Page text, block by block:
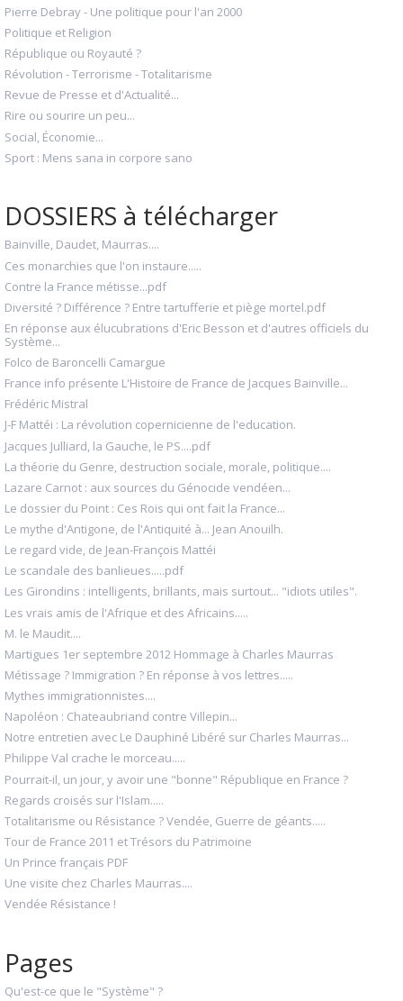
Pierre Debray - Une politique pour l'an 2000
Politique et Religion
République ou Royauté ?
Révolution - Terrorisme - Totalitarisme
Revue de Presse et d'Actualité...
Rire ou sourire un peu...
Social, Économie...
Sport : Mens sana in corpore sano
DOSSIERS à télécharger
Bainville, Daudet, Maurras....
Ces monarchies que l'on instaure.....
Contre la France métisse...pdf
Diversité ? Différence ? Entre tartufferie et piège mortel.pdf
En réponse aux élucubrations d'Eric Besson et d'autres officiels du
Système...
Folco de Baroncelli Camargue
France info présente L'Histoire de France de Jacques Bainville...
Frédéric Mistral
J-F Mattéi : La révolution copernicienne de l'education.
Jacques Julliard, la Gauche, le PS....pdf
La théorie du Genre, destruction sociale, morale, politique....
Lazare Carnot : aux sources du Génocide vendéen...
Le dossier du Point : Ces Rois qui ont fait la France...
Le mythe d'Antigone, de l'Antiquité à... Jean Anouilh.
Le regard vide, de Jean-François Mattéi
Le scandale des banlieues.....pdf
Les Girondins : intelligents, brillants, mais surtout... "idiots utiles".
Les vrais amis de l'Afrique et des Africains.....
M. le Maudit....
Martigues 1er septembre 2012 Hommage à Charles Maurras
Métissage ? Immigration ? En réponse à vos lettres.....
Mythes immigrationnistes....
Napoléon : Chateaubriand contre Villepin...
Notre entretien avec Le Dauphiné Libéré sur Charles Maurras...
Philippe Val crache le morceau.....
Pourrait-il, un jour, y avoir une "bonne" République en France ?
Regards croisés sur l'Islam.....
Totalitarisme ou Résistance ? Vendée, Guerre de géants.....
Tour de France 2011 et Trésors du Patrimoine
Un Prince français PDF
Une visite chez Charles Maurras....
Vendée Résistance !
Pages
Qu'est-ce que le "Système" ?